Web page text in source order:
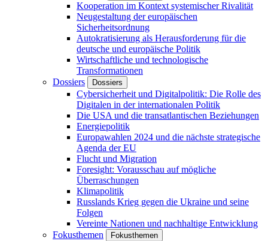
Kooperation im Kontext systemischer Rivalität
Neugestaltung der europäischen
Sicherheitsordnung
Autokratisierung als Herausforderung für die
deutsche und europäische Politik
Wirtschaftliche und technologische
Transformationen
Dossiers
Dossiers
Cybersicherheit und Digitalpolitik: Die Rolle des
Digitalen in der internationalen Politik
Die USA und die transatlantischen Beziehungen
Energiepolitik
Europawahlen 2024 und die nächste strategische
Agenda der EU
Flucht und Migration
Foresight: Vorausschau auf mögliche
Überraschungen
Klimapolitik
Russlands Krieg gegen die Ukraine und seine
Folgen
Vereinte Nationen und nachhaltige Entwicklung
Fokusthemen
Fokusthemen